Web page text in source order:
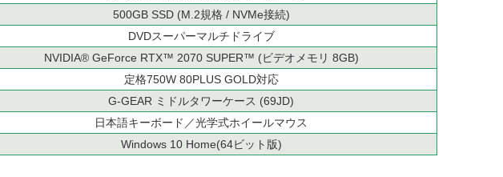
500GB SSD (M.2規格 / NVMe接続)
DVDスーパーマルチドライブ
NVIDIA® GeForce RTX™ 2070 SUPER™ (ビデオメモリ 8GB)
定格750W 80PLUS GOLD対応
G-GEAR ミドルタワーケース (69JD)
日本語キーボード／光学式ホイールマウス
Windows 10 Home(64ビット版)